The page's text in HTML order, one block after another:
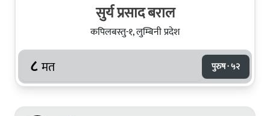
सुर्य प्रसाद बराल
कपिलबस्तु-१, लुम्बिनी प्रदेश
८ मत पुरुष · ५२